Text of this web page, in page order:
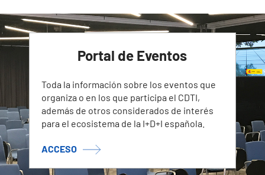
Portal de Eventos
Toda la información sobre los eventos que
organiza o en los que participa el CDTI,
además de otros considerados de interés
para el ecosistema de la I+D+I española.
ACCESO